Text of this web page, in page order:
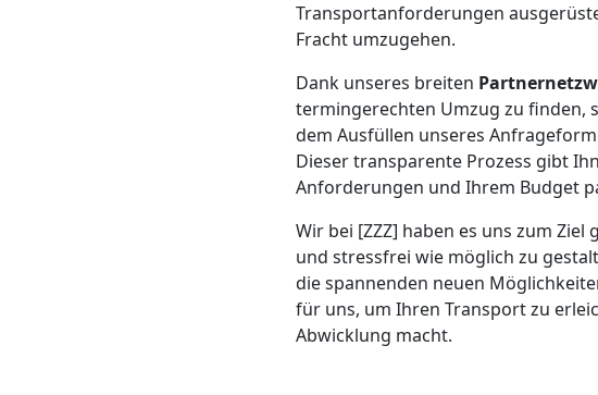
Transportanforderungen
Fracht umzugehen.
Dank unseres breiten
termingerechten Umzug zu finden,
dem Ausfüllen unseres
Dieser transparente Prozess gibt
Anforderungen und Ihrem Budget
Wir bei [ZZZ] haben es uns zum
und stressfrei wie möglich zu
die spannenden neuen
für uns, um Ihren Transport zu
Abwicklung macht.